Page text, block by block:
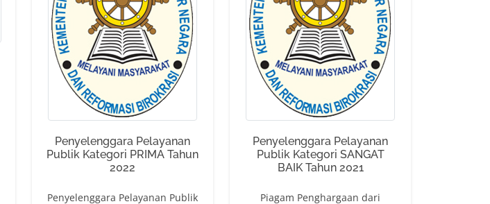
Penyelenggara Pelayanan
Publik Kategori PRIMA Tahun
2022
Penyelenggara Pelayanan Publik
Penyelenggara Pelayanan
Publik Kategori SANGAT
BAIK Tahun 2021
Piagam Penghargaan dari